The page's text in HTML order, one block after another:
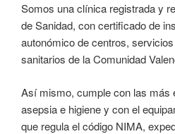
Somos una clínica registrada y
de Sanidad, con certificado de
autonómico de centros,
sanitarios de la Comunidad
Así mismo, cumple con las más
asepsia e higiene y con el
que regula el código NIMA,